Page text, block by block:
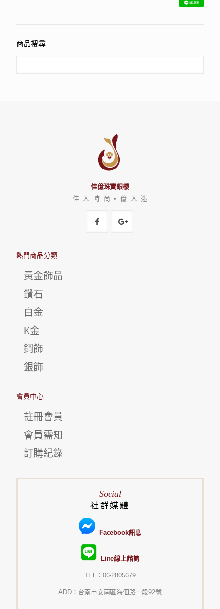
商品搜尋
佳億珠寶銀樓
佳 人 時 尚 • 億 人 迷
熱門商品分類
黃金飾品
鑽石
白金
K金
鋼飾
銀飾
會員中心
註冊會員
會員需知
訂購紀錄
Social
社群媒體
Facebook訊息
Line線上諮詢
TEL：06-2805679
ADD：台南市安南區海佃路一段92號